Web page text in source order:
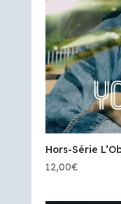
Hors-Série
12,00€